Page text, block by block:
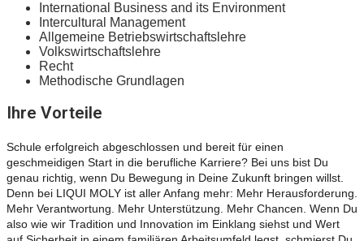
International Business and its Environment
Intercultural Management
Allgemeine Betriebswirtschaftslehre
Volkswirtschaftslehre
Recht
Methodische Grundlagen
Ihre Vorteile
Schule erfolgreich abgeschlossen und bereit für einen
geschmeidigen Start in die berufliche Karriere? Bei uns bist Du
genau richtig, wenn Du Bewegung in Deine Zukunft bringen willst.
Denn bei LIQUI MOLY ist aller Anfang mehr: Mehr Herausforderung.
Mehr Verantwortung. Mehr Unterstützung. Mehr Chancen. Wenn Du
also wie wir Tradition und Innovation im Einklang siehst und Wert